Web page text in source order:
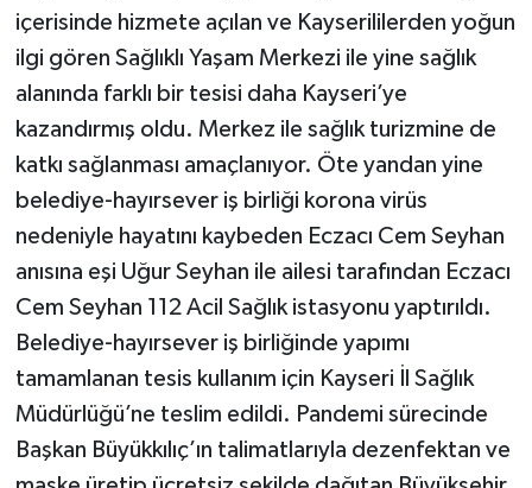
içerisinde hizmete açılan ve Kayserililerden yoğun
ilgi gören Sağlıklı Yaşam Merkezi ile yine sağlık
alanında farklı bir tesisi daha Kayseri’ye
kazandırmış oldu. Merkez ile sağlık turizmine de
katkı sağlanması amaçlanıyor. Öte yandan yine
belediye-hayırsever iş birliği korona virüs
nedeniyle hayatını kaybeden Eczacı Cem Seyhan
anısına eşi Uğur Seyhan ile ailesi tarafından Eczacı
Cem Seyhan 112 Acil Sağlık istasyonu yaptırıldı.
Belediye-hayırsever iş birliğinde yapımı
tamamlanan tesis kullanım için Kayseri İl Sağlık
Müdürlüğü’ne teslim edildi. Pandemi sürecinde
Başkan Büyükkılıç’ın talimatlarıyla dezenfektan ve